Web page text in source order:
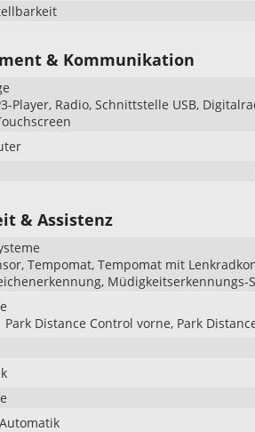
& Kommunikation
Player, Radio, Schnittstelle USB,
& Assistenz
Tempomat, Tempomat mit
Müdigkeitserkennungs-
Park Distance Control vorne, Park